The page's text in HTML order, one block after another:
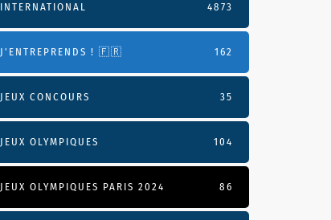
INTERNATIONAL 4873
J'ENTREPRENDS ! 🇫🇷 162
JEUX CONCOURS 35
JEUX OLYMPIQUES 104
JEUX OLYMPIQUES PARIS 2024 86